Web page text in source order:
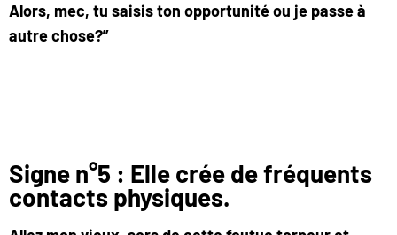
Alors, mec, tu saisis ton opportunité ou je passe à
autre chose?”
Signe n°5 : Elle crée de fréquents
contacts physiques.